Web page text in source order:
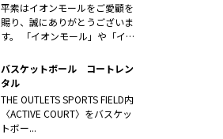
意ください
平素はイオンモールをご愛顧を
賜り、誠にありがとうございま
す。 「イオンモール」や「イオ
バスケットボール コートレン
タル
THE OUTLETS SPORTS FIELD内
〈ACTIVE COURT〉をバスケッ
トボー...